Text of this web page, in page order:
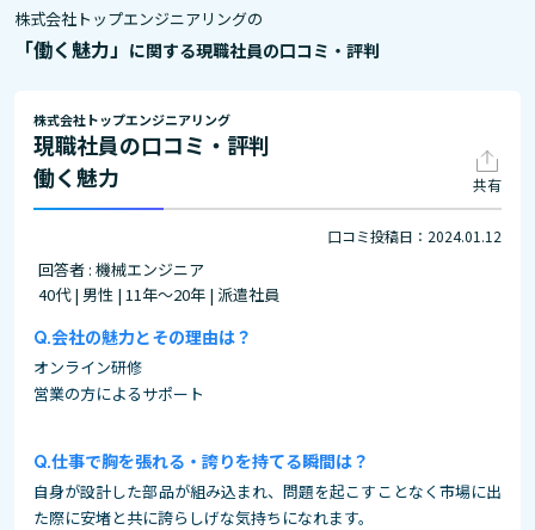
株式会社トップエンジニアリングの
「働く魅力」 に関する現職社員の口コミ・評判
株式会社トップエンジニアリング
現職社員の口コミ・評判
働く魅力
共有
口コミ投稿日：2024.01.12
回答者 : 機械エンジニア
40代 | 男性 | 11年～20年 | 派遣社員
会社の魅力とその理由は？
オンライン研修
営業の方によるサポート
仕事で胸を張れる・誇りを持てる瞬間は？
自身が設計した部品が組み込まれ、問題を起こすことなく市場に出
た際に安堵と共に誇らしげな気持ちになれます。